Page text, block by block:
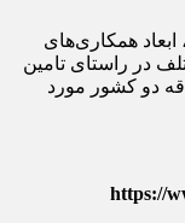
همکاری‌های
در راستای تامین
دو کشور مورد
https://